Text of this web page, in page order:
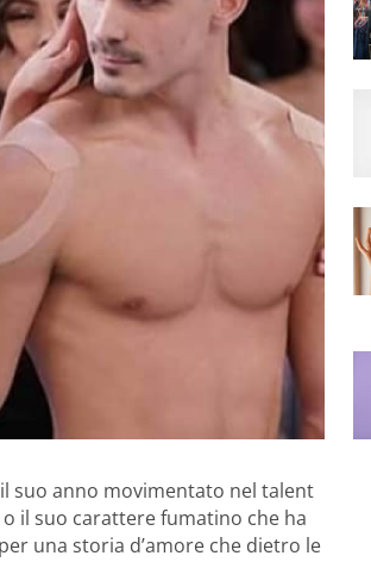
suo anno movimentato nel talent
il suo carattere fumatino che ha
una storia d’amore che dietro le